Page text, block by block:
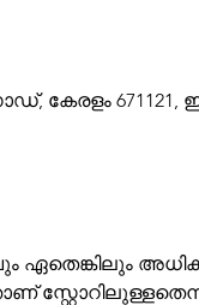
കേരളം 671121,
ഏതെങ്കിലും